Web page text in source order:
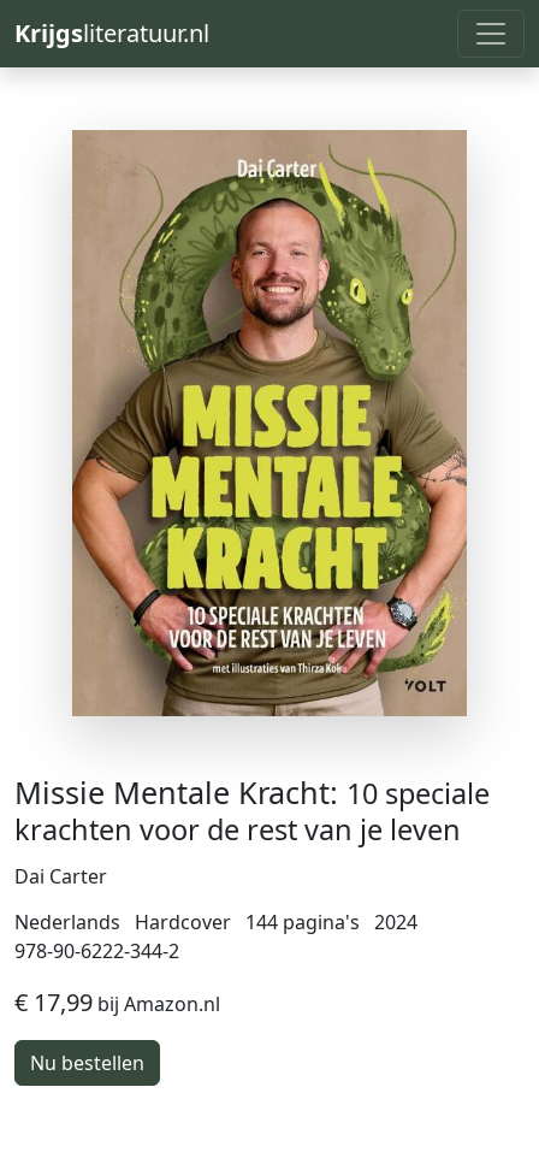
Krijgsliteratuur.nl
Missie Mentale Kracht: 10 speciale
krachten voor de rest van je leven
Dai Carter
Nederlands
Hardcover 144 pagina's 2024
978-90-6222-344-2
€ 17,99 bij Amazon.nl
Nu bestellen